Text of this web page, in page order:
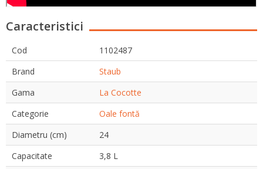
Caracteristici
Cod
1102487
Brand
Staub
Gama
La Cocotte
Categorie
Oale fontă
Diametru (cm)
24
Capacitate
3,8 L